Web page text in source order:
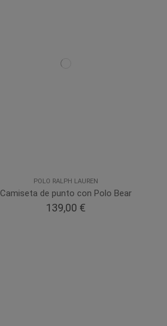
POLO RALPH LAUREN
Camiseta de punto con Polo Bear
139,00 €